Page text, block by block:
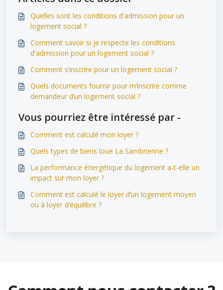
Quelles sont les conditions d'admission pour un
logement social ?
Comment savoir si je respecte les conditions
d'admission pour un logement social ?
Comment s’inscrire pour un logement social ?
Quels documents fournir pour m’inscrire comme
demandeur d’un logement social ?
Vous pourriez être intéressé par -
Comment est calculé mon loyer ?
Quels types de biens loue La Sambrienne ?
La performance énergétique du logement a-t-elle un
impact sur mon loyer ?
Comment est calculé le loyer d’un logement moyen
ou à loyer d’équilibre ?